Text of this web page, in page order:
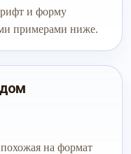
и форму
примерами ниже.
на формат